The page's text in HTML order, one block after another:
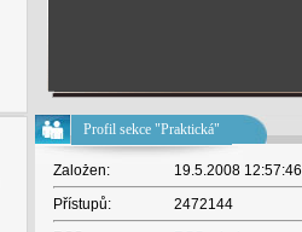
Profil sekce "Praktická"
Založen:
19.5.2008 12:57:46
Přístupů:
2472144